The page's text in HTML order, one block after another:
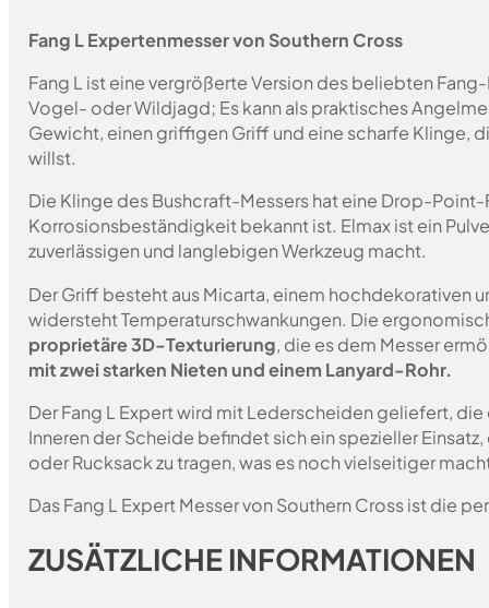
Fang L Expertenmesser von Southern Cross
Fang L ist eine vergrößerte Version des beliebten
Vogel- oder Wildjagd; Es kann als praktisches
Gewicht, einen griffigen Griff und eine scharfe Klinge,
willst.
Die Klinge des Bushcraft-Messers hat eine Drop-
Korrosionsbeständigkeit bekannt ist. Elmax ist ein
zuverlässigen und langlebigen Werkzeug macht.
Der Griff besteht aus Micarta, einem hochdekorativen
widersteht Temperaturschwankungen. Die
proprietäre 3D-Texturierung, die es dem Messer
mit zwei starken Nieten und einem Lanyard-Rohr.
Der Fang L Expert wird mit Lederscheiden geliefert,
Inneren der Scheide befindet sich ein spezieller
oder Rucksack zu tragen, was es noch vielseitiger
Das Fang L Expert Messer von Southern Cross ist die
ZUSÄTZLICHE INFORMATIONEN